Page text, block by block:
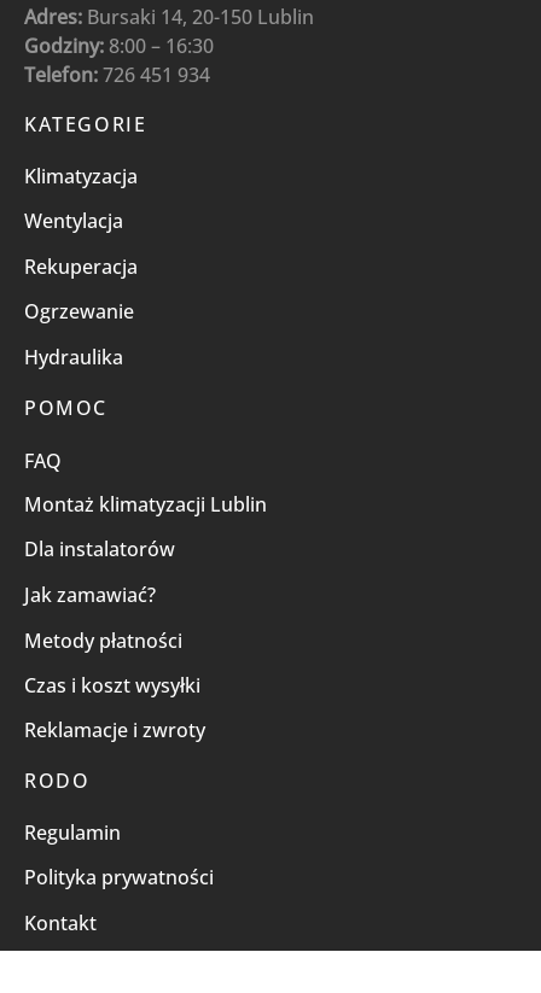
Adres: Bursaki 14, 20-150 Lublin
Godziny: 8:00 – 16:30
Telefon:726 451 934
KATEGORIE
Klimatyzacja
Wentylacja
Rekuperacja
Ogrzewanie
Hydraulika
POMOC
FAQ
Montaż klimatyzacji Lublin
Dla instalatorów
Jak zamawiać?
Metody płatności
Czas i koszt wysyłki
Reklamacje i zwroty
RODO
Regulamin
Polityka prywatności
Kontakt